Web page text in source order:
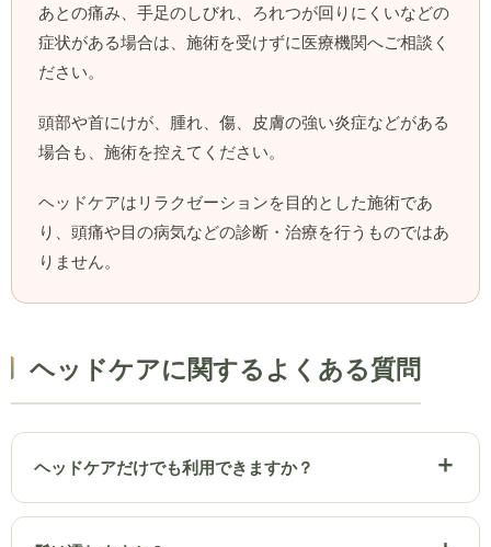
あとの痛み、手足のしびれ、ろれつが回りにくいなどの
症状がある場合は、施術を受けずに医療機関へご相談く
ださい。
頭部や首にけが、腫れ、傷、皮膚の強い炎症などがある
場合も、施術を控えてください。
ヘッドケアはリラクゼーションを目的とした施術であ
り、頭痛や目の病気などの診断・治療を行うものではあ
りません。
ヘッドケアに関するよくある質問
ヘッドケアだけでも利用できますか？